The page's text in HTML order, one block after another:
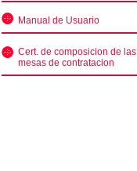
Manual de Usuario
Cert. de composicion de las
mesas de contratacion